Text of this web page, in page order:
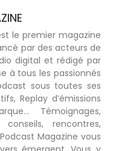
le premier magazine
par des acteurs de
digital et rédigé par
à tous les passionnés
sous toutes ses
Replay d’émissions
Témoignages,
rencontres,
Magazine vous